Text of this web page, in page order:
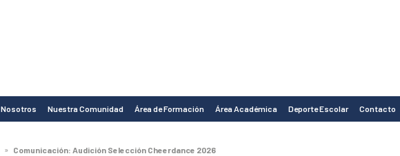
Nosotros Nuestra Comunidad Área de Formación Área Académica Deporte Escolar Contacto
» Comunicación: Audición Selección Cheerdance 2026